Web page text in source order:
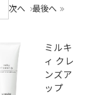
次へ 最後へ
ミルキ
ィ クレ
ンズア
ップ